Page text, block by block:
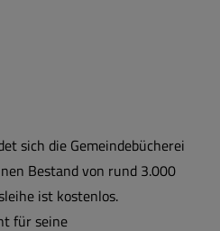
sich die Gemeindebücherei
Bestand von rund 3.000
ist kostenlos.
für seine